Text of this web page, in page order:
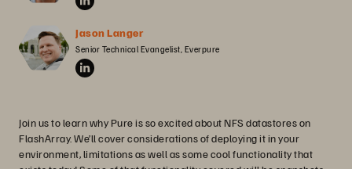
Jason Langer
Senior Technical Evangelist, Everpure
Join us to learn why Pure is so excited about NFS datastores on
FlashArray. We’ll cover considerations of deploying it in your
environment, limitations as well as some cool functionality that